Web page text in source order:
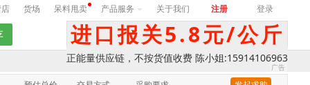
货场 呆料甩卖 产品服务 关于我们 注册 登录
进口报关5.8元/公斤
正能量供应链，不按货值收费 陈小姐:15914106963